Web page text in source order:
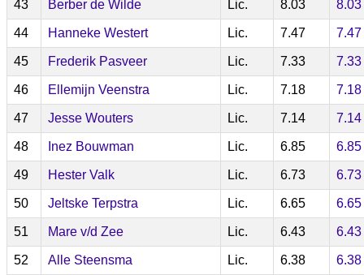
43 Berber de Wilde Lic. 8.03 8.03
44 Hanneke Westert Lic. 7.47 7.47
45 Frederik Pasveer Lic. 7.33 7.33
46 Ellemijn Veenstra Lic. 7.18 7.18
47 Jesse Wouters Lic. 7.14 7.14
48 Inez Bouwman Lic. 6.85 6.85
49 Hester Valk Lic. 6.73 6.73
50 Jeltske Terpstra Lic. 6.65 6.65
51 Mare v/d Zee Lic. 6.43 6.43
52 Alle Steensma Lic. 6.38 6.38